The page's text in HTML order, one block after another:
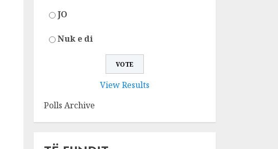
JO
Nuk e di
View Results
Polls Archive